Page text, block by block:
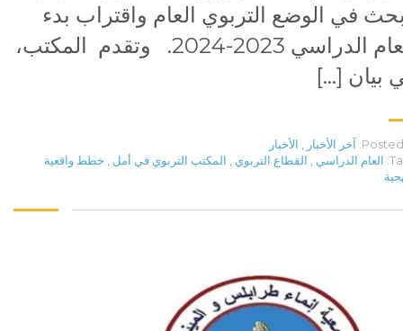
في الوضع التربوي العام واقتراب بدء
العام الدراسي 2023-2024. وتقدم المكتب،
بيان […]
Posted آخر الأخبار
الأخبار
العام الدراسي القطاع التربوي المكتب التربوي في أمل
خطط واقعية